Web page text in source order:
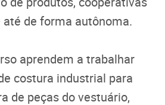
até de forma autônoma.
aprendem a trabalhar
costura industrial para
de peças do vestuário,